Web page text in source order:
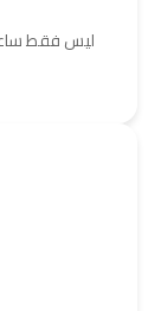
ليس فقط